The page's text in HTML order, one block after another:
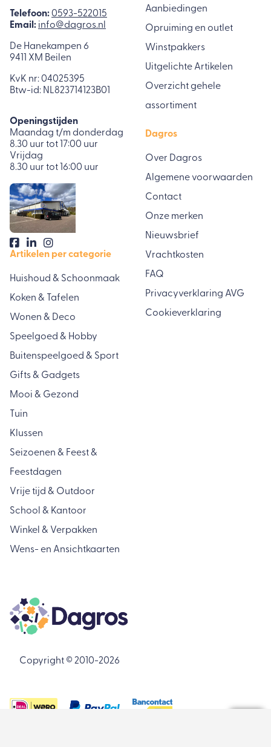
Telefoon:0593-522015
Email: info@dagros.nl
De Hanekampen 6
9411 XM Beilen
KvK nr: 04025395
Btw-id: NL823714123B01
Openingstijden
Maandag t/m donderdag
8.30 uur tot 17:00 uur
Vrijdag
8.30 uur tot 16:00 uur
Artikelen per categorie
Huishoud & Schoonmaak
Koken & Tafelen
Wonen & Deco
Speelgoed & Hobby
Buitenspeelgoed & Sport
Gifts & Gadgets
Mooi & Gezond
Tuin
Klussen
Seizoenen & Feest &
Feestdagen
Vrije tijd & Outdoor
School & Kantoor
Winkel & Verpakken
Wens- en Ansichtkaarten
Aanbiedingen
Opruiming en outlet
Winstpakkers
Uitgelichte Artikelen
Overzicht gehele
assortiment
Dagros
Over Dagros
Algemene voorwaarden
Contact
Onze merken
Nieuwsbrief
Vrachtkosten
FAQ
Privacyverklaring AVG
Cookieverklaring
Copyright © 2010-2026